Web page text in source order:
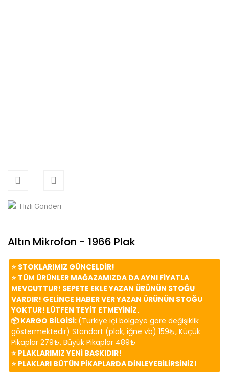
Hızlı Gönderi
Altın Mikrofon - 1966 Plak
⭐️ STOKLARIMIZ GÜNCELDİR!
⭐️ TÜM ÜRÜNLER MAĞAZAMIZDA DA AYNI FİYATLA
MEVCUTTUR! SEPETE EKLE YAZAN ÜRÜNÜN STOĞU
VARDIR! GELİNCE HABER VER YAZAN ÜRÜNÜN STOĞU
YOKTUR! LÜTFEN TEYİT ETMEYİNİZ.
📦 KARGO BİLGİSİ: (Türkiye içi bölgeye göre değişiklik
göstermektedir) Standart (plak, iğne vb) 159₺, Küçük
Pikaplar 279₺, Büyük Pikaplar 489₺
⭐️ PLAKLARIMIZ YENİ BASKIDIR!
⭐️ PLAKLARI BÜTÜN PİKAPLARDA DİNLEYEBİLİRSİNİZ!